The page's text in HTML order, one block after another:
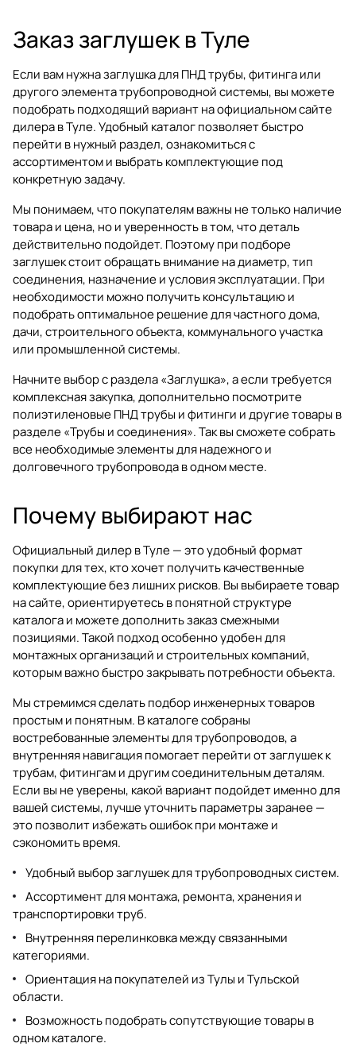
Заказ заглушек в Туле
Если вам нужна заглушка для ПНД трубы, фитинга или
другого элемента трубопроводной системы, вы можете
подобрать подходящий вариант на официальном сайте
дилера в Туле. Удобный каталог позволяет быстро
перейти в нужный раздел, ознакомиться с
ассортиментом и выбрать комплектующие под
конкретную задачу.
Мы понимаем, что покупателям важны не только наличие
товара и цена, но и уверенность в том, что деталь
действительно подойдет. Поэтому при подборе
заглушек стоит обращать внимание на диаметр, тип
соединения, назначение и условия эксплуатации. При
необходимости можно получить консультацию и
подобрать оптимальное решение для частного дома,
дачи, строительного объекта, коммунального участка
или промышленной системы.
Начните выбор с раздела«Заглушка», а если требуется
комплексная закупка, дополнительно посмотрите
полиэтиленовые ПНД трубы и фитинги и другие товары в
разделе«Трубы и соединения». Так вы сможете собрать
все необходимые элементы для надежного и
долговечного трубопровода в одном месте.
Почему выбирают нас
Официальный дилер в Туле — это удобный формат
покупки для тех, кто хочет получить качественные
комплектующие без лишних рисков. Вы выбираете товар
на сайте, ориентируетесь в понятной структуре
каталога и можете дополнить заказ смежными
позициями. Такой подход особенно удобен для
монтажных организаций и строительных компаний,
которым важно быстро закрывать потребности объекта.
Мы стремимся сделать подбор инженерных товаров
простым и понятным. В каталоге собраны
востребованные элементы для трубопроводов, а
внутренняя навигация помогает перейти от заглушек к
трубам, фитингам и другим соединительным деталям.
Если вы не уверены, какой вариант подойдет именно для
вашей системы, лучше уточнить параметры заранее —
это позволит избежать ошибок при монтаже и
сэкономить время.
Удобный выбор заглушек для трубопроводных систем.
Ассортимент для монтажа, ремонта, хранения и
транспортировки труб.
Внутренняя перелинковка между связанными
категориями.
Ориентация на покупателей из Тулы и Тульской
области.
Возможность подобрать сопутствующие товары в
одном каталоге.